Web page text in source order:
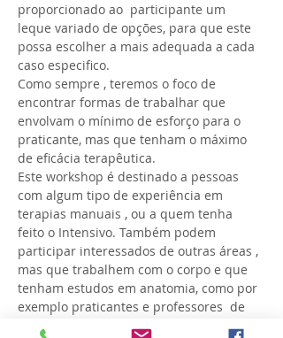
proporcionado ao  participante um
leque variado de opções, para que este
possa escolher a mais adequada a cada
caso especifico.
Como sempre , teremos o foco de
encontrar formas de trabalhar que
envolvam o mínimo de esforço para o
praticante, mas que tenham o máximo
Este workshop é destinado a pessoas
com algum tipo de experiência em
terapias manuais , ou a quem tenha
feito o Intensivo. Também podem
participar interessados de outras áreas ,
mas que trabalhem com o corpo e que
tenham estudos em anatomia, como por
exemplo praticantes e professores  de
terapias de movimento como Yoga,